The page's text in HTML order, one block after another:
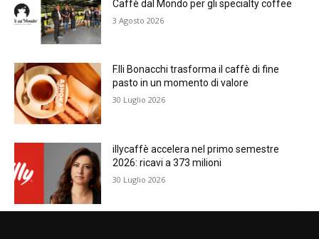
Caffè dal Mondo per gli specialty coffee
3 Agosto 2026
F.lli Bonacchi trasforma il caffè di fine
pasto in un momento di valore
30 Luglio 2026
illycaffè accelera nel primo semestre
2026: ricavi a 373 milioni
30 Luglio 2026